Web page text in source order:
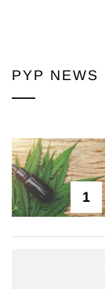
PYP NEWS
1